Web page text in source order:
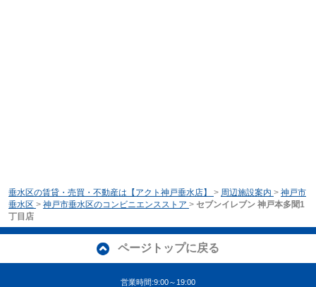
垂水区の賃貸・売買・不動産は【アクト神戸垂水店】 > 周辺施設案内 > 神戸市
垂水区 > 神戸市垂水区のコンビニエンスストア > セブンイレブン 神戸本多聞1
丁目店
ページトップに戻る
営業時間:9:00～19:00